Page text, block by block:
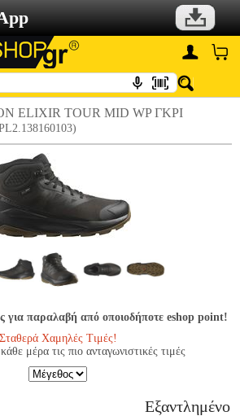
ELIXIR TOUR MID WP ΓΚΡΙ
για παραλαβή από οποιοδήποτε eshop point!
Σταθερά Χαμηλές Τιμές!
μέρα τις πιο ανταγωνιστικές τιμές
Εξαντλημένο